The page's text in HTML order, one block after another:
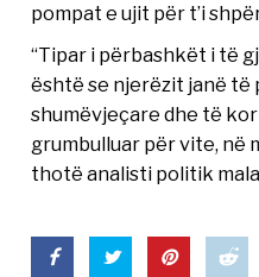
pompat e ujit për t’i
“Tipar i përbashkët i të
është se njerëzit janë të
shumëvjeçare dhe të
grumbulluar për vite, në
thotë analisti politik